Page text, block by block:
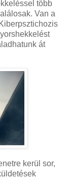
több
Van a
át
kerül sor,